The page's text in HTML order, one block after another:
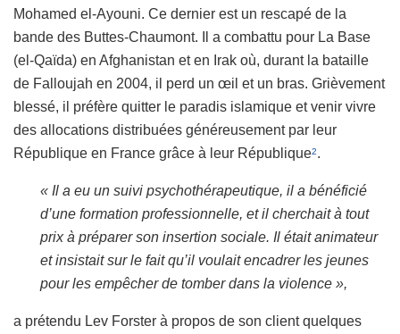
Mohamed el-Ayouni. Ce dernier est un rescapé de la
bande des Buttes-Chaumont. Il a combattu pour La Base
(el-Qaïda) en Afghanistan et en Irak où, durant la bataille
de Falloujah en 2004, il perd un œil et un bras. Grièvement
blessé, il préfère quitter le paradis islamique et venir vivre
des allocations distribuées généreusement par leur
République en France grâce à leur République2.
« Il a eu un suivi psychothérapeutique, il a bénéficié
d’une formation professionnelle, et il cherchait à tout
prix à préparer son insertion sociale. Il était animateur
et insistait sur le fait qu’il voulait encadrer les jeunes
pour les empêcher de tomber dans la violence »,
a prétendu Lev Forster à propos de son client quelques